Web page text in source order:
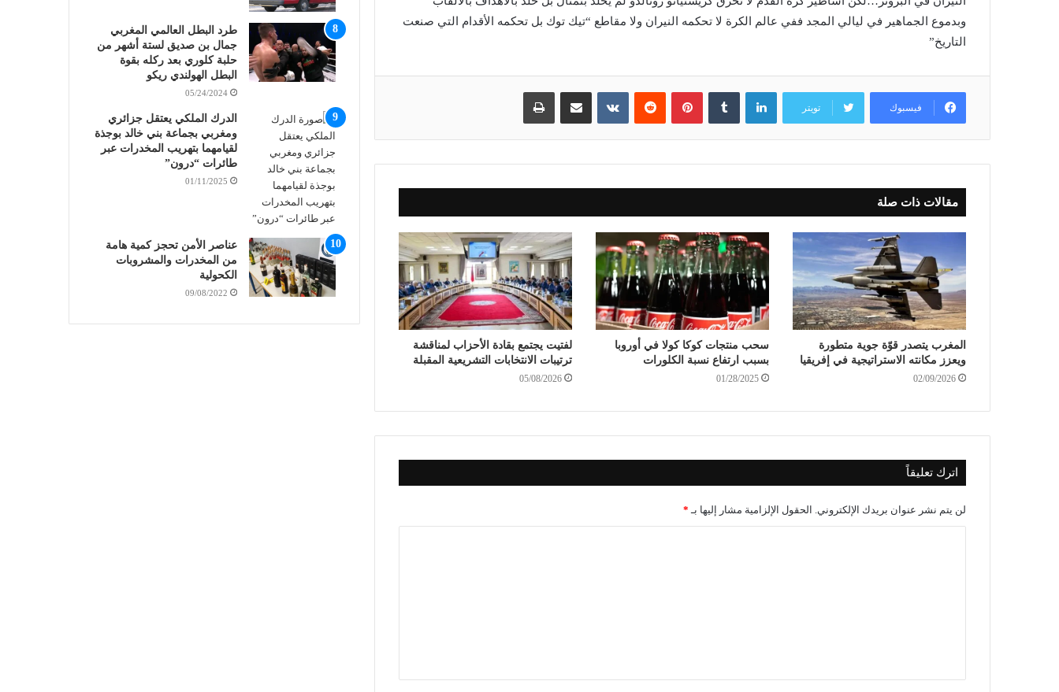
وبدموع الجماهير في ليالي المجد ففي عالم الكرة لا تحكمه النيران ولا مقاطع “تيك توك بل تحكمه الأقدام التي صنعت
التاريخ”
فيسبوك تويتر
لينكدإن بينتيريست مشاركة عبر البريد طباعة
مقالات ذات صلة
المغرب يتصدر قوّة جوية متطورة
ويعزز مكانته الاستراتيجية في إفريقيا
02/09/2026
سحب منتجات كوكا كولا في أوروبا
بسبب ارتفاع نسبة الكلورات
01/28/2025
لفتيت يجتمع بقادة الأحزاب لمناقشة
ترتيبات الانتخابات التشريعية المقبلة
05/08/2026
اترك تعليقاً
لن يتم نشر عنوان بريدك الإلكتروني. الحقول الإلزامية مشار إليها بـ *
طرد البطل العالمي المغربي
جمال بن صديق لستة أشهر من
حلبة كلوري بعد ركله بقوة
البطل الهولندي ريكو
05/24/2024
الدرك الملكي يعتقل جزائري
ومغربي بجماعة بني خالد بوجذة
لقيامهما بتهريب المخدرات عبر
طائرات “درون”
01/11/2025
عناصر الأمن تحجز كمية هامة
من المخدرات والمشروبات
الكحولية
09/08/2022